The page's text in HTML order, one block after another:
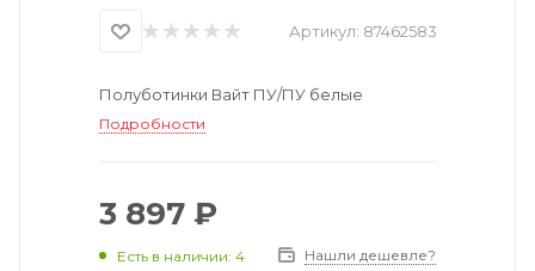
Артикул: 87462583
Полуботинки Вайт ПУ/ПУ белые
Подробности
3 897 ₽
Есть в наличии: 4 Нашли дешевле?